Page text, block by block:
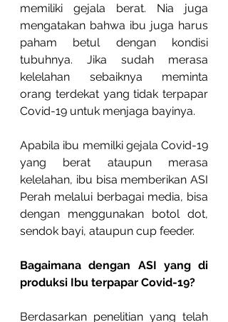
memiliki gejala berat. Nia juga
mengatakan bahwa ibu juga harus
paham betul dengan kondisi
tubuhnya. Jika sudah merasa
kelelahan sebaiknya meminta
orang terdekat yang tidak terpapar
Covid-19 untuk menjaga bayinya.
Apabila ibu memilki gejala Covid-19
yang berat ataupun merasa
kelelahan, ibu bisa memberikan ASI
Perah melalui berbagai media, bisa
dengan menggunakan botol dot,
sendok bayi, ataupun cup feeder.
Bagaimana dengan ASI yang di
produksi Ibu terpapar Covid-19?
Berdasarkan penelitian yang telah